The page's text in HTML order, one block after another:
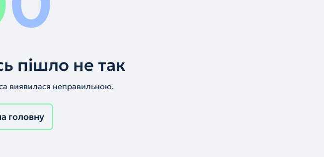
пішло не так
виявилася неправильною.
головну